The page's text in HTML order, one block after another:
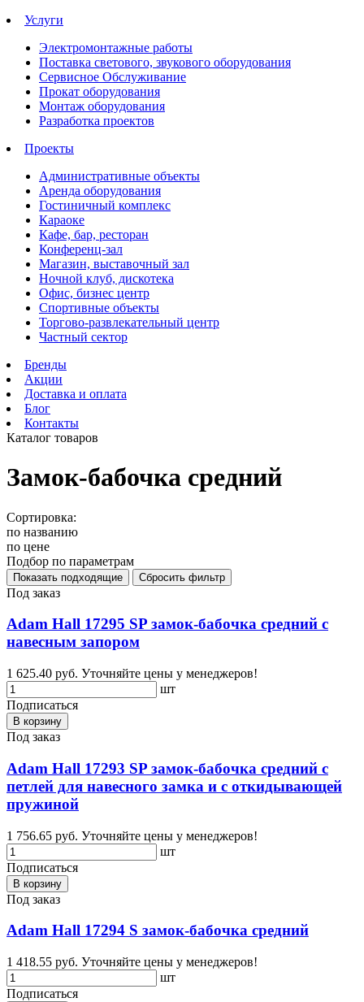
Услуги
Электромонтажные работы
Поставка светового, звукового оборудования
Сервисное Обслуживание
Прокат оборудования
Монтаж оборудования
Разработка проектов
Проекты
Административные объекты
Аренда оборудования
Гостиничный комплекс
Караоке
Кафе, бар, ресторан
Конференц-зал
Магазин, выставочный зал
Ночной клуб, дискотека
Офис, бизнес центр
Спортивные объекты
Торгово-развлекательный центр
Частный сектор
Бренды
Акции
Доставка и оплата
Блог
Контакты
Каталог товаров
Замок-бабочка средний
Сортировка:
по названию
по цене
Подбор по параметрам
Под заказ
Adam Hall 17295 SP замок-бабочка средний с
навесным запором
1 625.40 руб. Уточняйте цены у менеджеров!
шт
Подписаться
В корзину
Под заказ
Adam Hall 17293 SP замок-бабочка средний с
петлей для навесного замка и с откидывающей
пружиной
1 756.65 руб. Уточняйте цены у менеджеров!
шт
Подписаться
В корзину
Под заказ
Adam Hall 17294 S замок-бабочка средний
1 418.55 руб. Уточняйте цены у менеджеров!
шт
Подписаться